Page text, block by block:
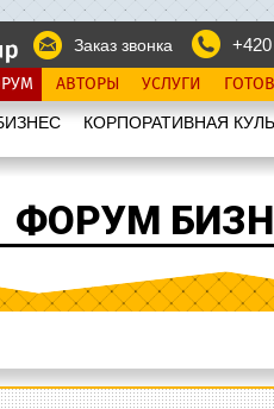
Заказ звонка
АВТОРЫ УСЛУГИ
КОРПОРАТИВНАЯ
ФОРУМ